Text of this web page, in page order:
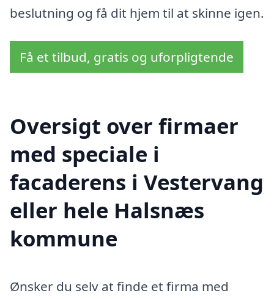
beslutning og få dit hjem til at skinne igen.
Få et tilbud, gratis og uforpligtende
Oversigt over firmaer
med speciale i
facaderens i Vestervang
eller hele Halsnæs
kommune
Ønsker du selv at finde et firma med